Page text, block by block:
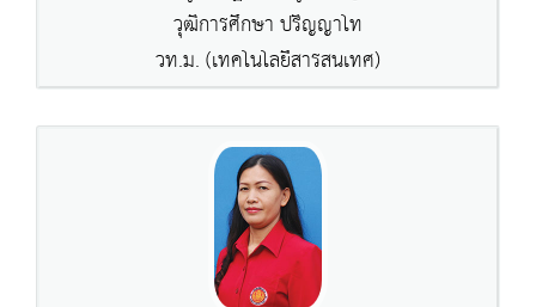
วุฒิการศึกษา ปริญญาโท
วท.ม. (เทคโนโลยีสารสนเทศ)